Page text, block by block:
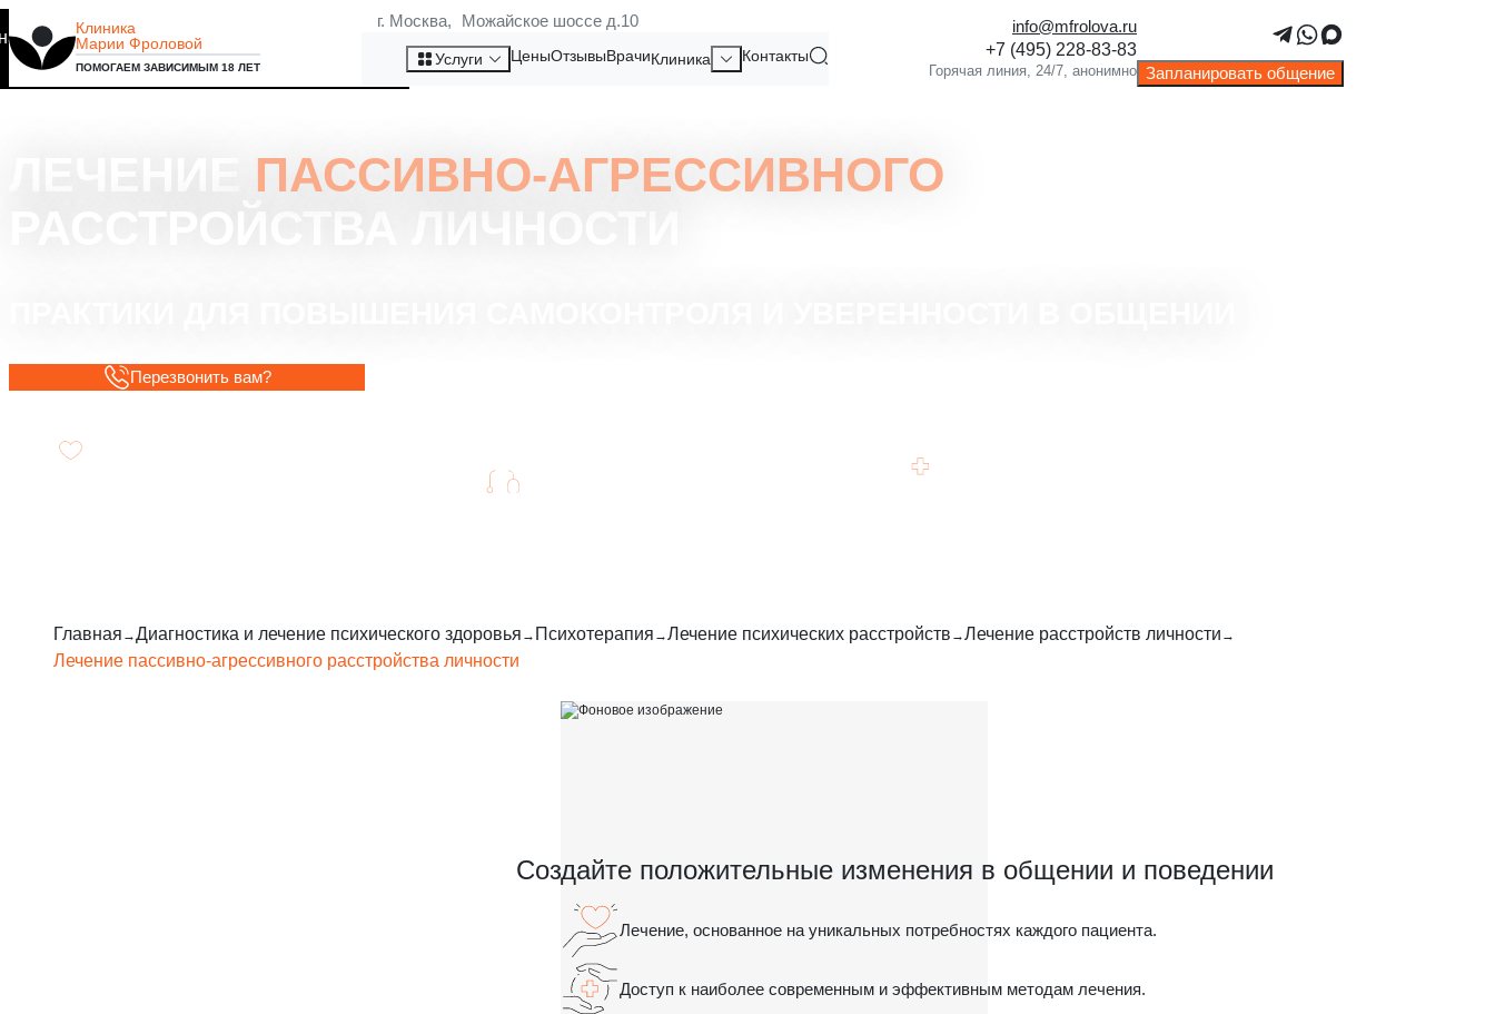
Клиника
Марии Фроловой
ПОМОГАЕМ ЗАВИСИМЫМ 18 ЛЕТ
г. Москва, Можайское шоссе д.10
Услуги ЦеныОтзывыВрачиКлиника Контакты
info@mfrolova.ru
Запланировать общение
ПАССИВНО-АГРЕССИВНОГО
Перезвонить вам?
Главная Диагностика и лечение психического здоровья Психотерапия Лечение психических расстройств
Лечение расстройств личности
Лечение пассивно-агрессивного расстройства личности
Создайте положительные изменения в общении и поведении
Лечение, основанное на уникальных потребностях каждого пациента.
Доступ к наиболее современным и эффективным методам лечения.
то, что мы используем